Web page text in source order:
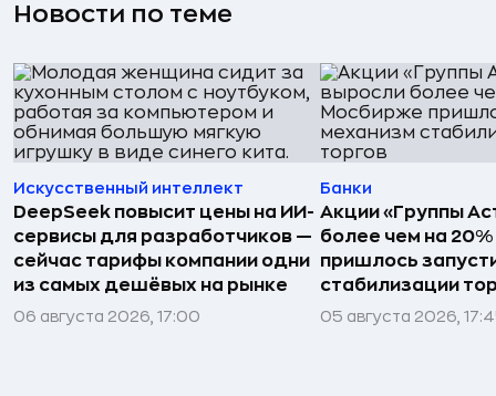
Новости по теме
Искусственный интеллект
DeepSeek повысит цены на ИИ-
сервисы для разработчиков —
сейчас тарифы компании одни
из самых дешёвых на рынке
06 августа 2026, 17:00
Банки
Акции «Группы
более чем на
пришлось
стабилизации
05 августа 2026,